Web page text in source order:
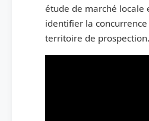
étude de marché locale
identifier la
territoire de prospection.